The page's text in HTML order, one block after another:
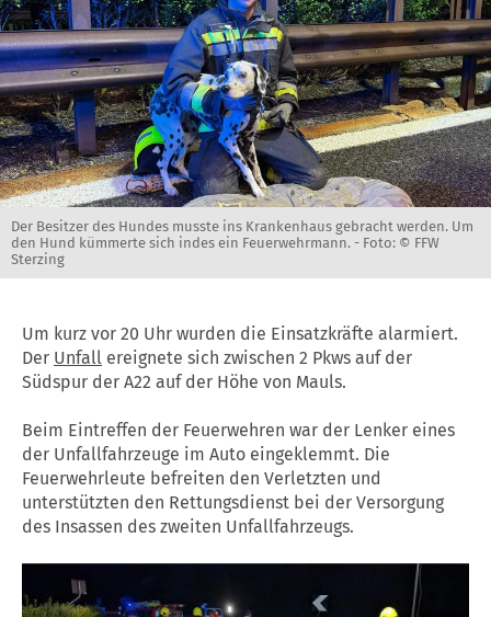
Der Besitzer des Hundes musste ins Krankenhaus gebracht werden. Um
den Hund kümmerte sich indes ein Feuerwehrmann. - Foto: © FFW
Sterzing
Um kurz vor 20 Uhr wurden die Einsatzkräfte alarmiert.
Der Unfall ereignete sich zwischen 2 Pkws auf der
Südspur der A22 auf der Höhe von Mauls.
Beim Eintreffen der Feuerwehren war der Lenker eines
der Unfallfahrzeuge im Auto eingeklemmt. Die
Feuerwehrleute befreiten den Verletzten und
unterstützten den Rettungsdienst bei der Versorgung
des Insassen des zweiten Unfallfahrzeugs.